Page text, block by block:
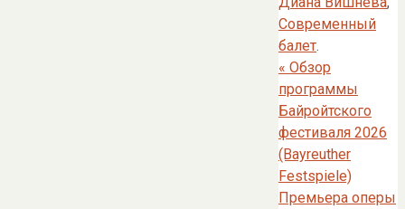
Современный
балет.
« Обзор
программы
Байройтского
фестиваля 2026
(Bayreuther
Festspiele)
Премьера оперы